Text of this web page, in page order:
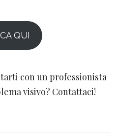
QUI
con un professionista
visivo? Contattaci!